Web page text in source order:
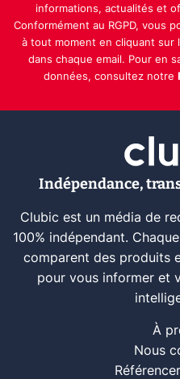
informations, actualités et
Conformément au RGPD, vous
à tout moment en cliquant sur
dans chaque email. Pour en
données, consultez notre
Indépendance,
Clubic est un média de
100% indépendant.
comparent des produits
pour vous informer et
À
Nous